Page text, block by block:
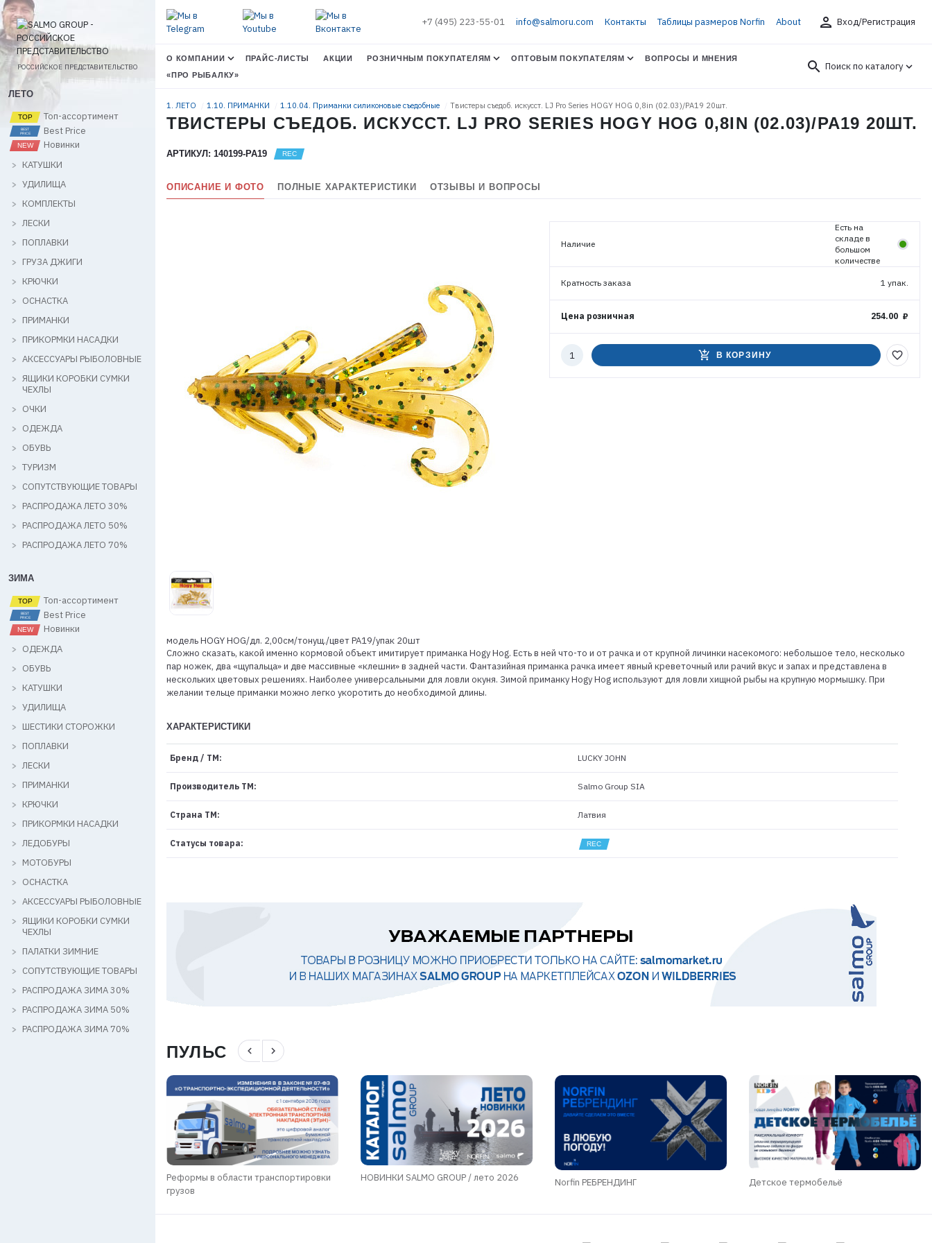
ПАРОЛЬ
ВОЙТИ
ЗАБЫЛИ ПАРОЛЬ?
РЕГИСТРАЦИЯ ОПТ
РЕГИСТРАЦИЯ РОЗНИЦА
РОССИЙСКОЕ ПРЕДСТАВИТЕЛЬСТВО
ЛЕТО
Топ-ассортимент
Best Price
Новинки
КАТУШКИ
УДИЛИЩА
КОМПЛЕКТЫ
ЛЕСКИ
ПОПЛАВКИ
ГРУЗА ДЖИГИ
КРЮЧКИ
ОСНАСТКА
ПРИМАНКИ
ПРИКОРМКИ НАСАДКИ
АКСЕССУАРЫ РЫБОЛОВНЫЕ
ЯЩИКИ КОРОБКИ СУМКИ
ЧЕХЛЫ
ОЧКИ
ОДЕЖДА
ОБУВЬ
ТУРИЗМ
СОПУТСТВУЮЩИЕ ТОВАРЫ
РАСПРОДАЖА ЛЕТО 30%
РАСПРОДАЖА ЛЕТО 50%
РАСПРОДАЖА ЛЕТО 70%
ЗИМА
Топ-ассортимент
Best Price
Новинки
ОДЕЖДА
ОБУВЬ
КАТУШКИ
УДИЛИЩА
ШЕСТИКИ СТОРОЖКИ
ПОПЛАВКИ
ЛЕСКИ
ПРИМАНКИ
КРЮЧКИ
ПРИКОРМКИ НАСАДКИ
ЛЕДОБУРЫ
МОТОБУРЫ
ОСНАСТКА
АКСЕССУАРЫ РЫБОЛОВНЫЕ
ЯЩИКИ КОРОБКИ СУМКИ
ЧЕХЛЫ
ПАЛАТКИ ЗИМНИЕ
СОПУТСТВУЮЩИЕ ТОВАРЫ
РАСПРОДАЖА ЗИМА 30%
РАСПРОДАЖА ЗИМА 50%
РАСПРОДАЖА ЗИМА 70%
+7 (495) 223-55-01 info@salmoru.com Контакты Таблицы размеров Norfin About person Вход/Регистрация
О КОМПАНИИ ПРАЙС-ЛИСТЫ АКЦИИ РОЗНИЧНЫМ ПОКУПАТЕЛЯМ ОПТОВЫМ ПОКУПАТЕЛЯМ
ВОПРОСЫ И МНЕНИЯ
«ПРО РЫБАЛКУ»
search Поиск по каталогу
1. ЛЕТО 1.10. ПРИМАНКИ 1.10.04. Приманки силиконовые съедобные Твистеры съедоб. искусст. LJ Pro Series HOGY HOG 0,8in (02.03)/PA19 20шт.
ТВИСТЕРЫ СЪЕДОБ. ИСКУССТ. LJ PRO SERIES HOGY HOG 0,8IN (02.03)/PA19 20ШТ.
АРТИКУЛ: 140199-PA19
ОПИСАНИЕ И ФОТО ПОЛНЫЕ ХАРАКТЕРИСТИКИ ОТЗЫВЫ И ВОПРОСЫ
Наличие
Есть на
складе в
большом
количестве
Кратность заказа 1 упак.
Цена розничная 254.00 ₽
Количество
add_shopping_cart В КОРЗИНУ favorite_border
модель HOGY HOG/дл. 2,00см/тонущ./цвет PA19/упак 20шт
Сложно сказать, какой именно кормовой объект имитирует приманка Hogy Hog. Есть в ней что-то и от рачка и от крупной личинки насекомого: небольшое тело, несколько
пар ножек, два «щупальца» и две массивные «клешни» в задней части. Фантазийная приманка рачка имеет явный креветочный или рачий вкус и запах и представлена в
нескольких цветовых решениях. Наиболее универсальными для ловли окуня. Зимой приманку Hogy Hog используют для ловли хищной рыбы на крупную мормышку. При
желании тельце приманки можно легко укоротить до необходимой длины.
ХАРАКТЕРИСТИКИ
Бренд / ТМ: LUCKY JOHN
Производитель ТМ: Salmo Group SIA
Страна ТМ: Латвия
Статусы товара:
ПУЛЬС navigate_before navigate_next
Реформы в области транспортировки
грузов
НОВИНКИ SALMO GROUP / лето 2026 Norfin РЕБРЕНДИНГ Детское термобельё